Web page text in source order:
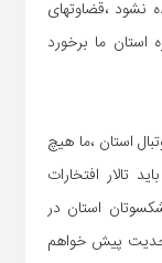
نشود ،قضاوتهای
استان ما برخورد
استان ،ما هیچ
تالار افتخارات
استان در
جدیت پیش خواهم